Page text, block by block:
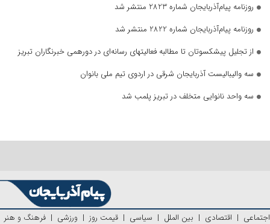
روزنامه پیام‌آذربایجان شماره 2823 منتشر شد
روزنامه پیام‌آذربایجان شماره 2822 منتشر شد
از تجلیل پیشکسوتان تا مطالبه فعالیتهای رسانه‌ای در دورهمی خبرنگاران تبریز
سه والیبالیست آذربایجان‌ شرقی در اردوی تیم ملی بانوان
سه واحد نانوایی متخلف در تبریز پلمب شد
اجتماعی | اقتصادی | بین الملل | سیاسی | قیمت روز | ورزشی | فرهنگ و هنر